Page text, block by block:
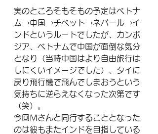
実のところそもそもの予定はベトナ
ム→中国→チベット→ネパール→イ
ンドというルートでしたが、カンボ
ジア、ベトナムで中国が面倒な気分
となり（当時中国はより自由旅行は
しにくいイメージでした）、タイに
戻り飛行機で飛んでしまおうという
気持ちに逆らえなくなった次第です
（笑）。
今回Ｍさんと同行することとなった
のは彼もまたインドを目指している